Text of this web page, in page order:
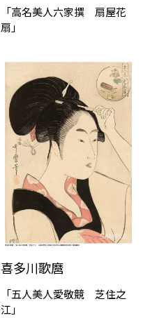
「高名美⼈六家撰 扇屋花
扇」
喜多川歌麿
「五⼈美⼈愛敬競 芝住之
江」